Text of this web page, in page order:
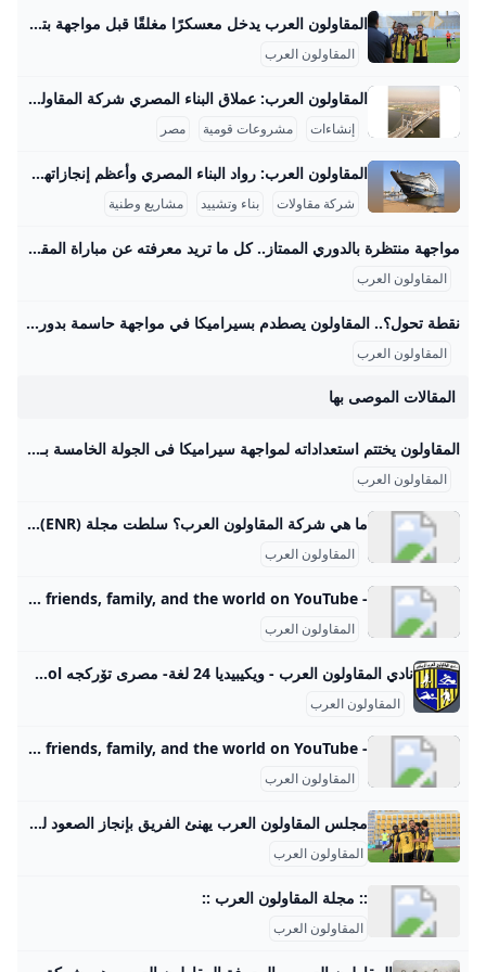
المقاولون العرب يدخل معسكرًا مغلقًا قبل مواجهة بتروجت.. مكى يعترف بأزمة الهجوم يدخل فريق المقاولون العرب الأول لكرة القدم، تحت قيادة مدربه محمد مكي، معسكراً مغلقاً اليوم الأحد، استعداداً لمواجهة بتروجت في الجولة الأحد 24/أغسطس/2025 - 06:24 ص 8/24/2025 6:24:01 AM المقاولون العرب شيماء أبو قمر شارك طباعة يدخل فريق المقاولون العرب، تحت قيادة مدربه محمد مكي، معسكرًا مغلقًا اليوم الأحد، استعدادًا لمواجهة بتروجت في الجولة الرابعة من الدوري المصري الممتاز لموسم 2025-2026، والمقرر إقامتها غدًا الإثنين في التاسعة مساءً على استاد بتروسبورت.
المقاولون العرب
المقاولون العرب: عملاق البناء المصري شركة المقاولون العرب هي من أكبر شركات المقاولات في الشرق الأوسط وأفريقيا، وتمتلك خبرة تزيد عن 70 عامًا في تنفيذ مشروعات عملاقة بداخل مصر وخارجها. من أبرز المشروعات القومية التي تشرف عليها الشركة في مصر مشروع محور روض الفرج الذي يبلغ طوله حوالي 16.7 كم، ويربط شرق القاهرة بالطريق الإسكندرية الصحراوي مرورًا بنهر النيل، ويُعتبر هذا المشروع هو أول جسر معلق ضخم يتم تنفيذه بأيدي مصرية فقط، حيث يعمل فيه حوالي 4000 مهندس وفني وعامل بالإضافة إلى استخدام معدات ثقيلة ومتطورة.
إنشاءات مشروعات قومية مصر
المقاولون العرب: رواد البناء المصري وأعظم إنجازاتهم المقاولون العرب هي شركة مصرية عريقة في مجال المقاولات والبناء، لها تاريخ غني ومشهود يمتد لأكثر من نصف قرن، بدأت كشركة صغيرة في الأربعينيات حتى أصبحت أحد عمالقة المقاولات في الشرق الأوسط وأفريقيا. قام بتأسيسها المهندس عثمان أحمد عثمان عام 1955، وهو شخصية بارزة صنعت تاريخًا في مجال البناء، وقاد الشركة نحو إنجازات ضخمة خلدتها ذاكرة مصر والعالم العربي. واحدة من أعظم إنجازات المقاولون العرب هي مشاركتها في بناء السد العالي في أسوان، المشروع الذي يعتبر علامة فارقة في الهندسة الوطنية المصرية.
شركة مقاولات بناء وتشييد مشاريع وطنية
مواجهة منتظرة بالدوري الممتاز.. كل ما تريد معرفته عن مباراة المقاولون العرب وسيراميكا كليوباترا والقنوات الناقلة – جريدة مانشيت تتجه أنظار عشاق كرة القدم المصرية مساء اليوم الجمعة الموافق 29 أغسطس 2025 نحو ملعب عثمان أحمد عثمان، حيث يشهد افتتاح الجولة الخامسة من الدوري المصري الممتاز اقرأ أيضًا:اليوم.. موعد مباراة الزمالك وسيراميكا في الدوري المصري والقنوات الناقلة القنوات الناقلة لمواجهة المقاولون وسيراميكا كليوباترا يمكن للمشجعين متابعة أحداث مباراة المقاولون العرب وسيراميكا كليوباترا مباشرةً وحصريًا عبر شاشات مجموعة قنوات أون سبورت. تُعد هذه القنوات الناقل الرسمي والوحيد لجميع مباريات مسابقة الدوري المصري الممتاز، مما يضمن تغطية شاملة للمباراة المرتقبة بين الفريقين مع استوديو تحليلي قبل وبعد اللقاء لمناقشة كل التفاصيل الفنية والتكتيكية.
المقاولون العرب
نقطة تحول؟.. المقاولون يصطدم بسيراميكا في مواجهة حاسمة بدوري nile اليوم – جريدة مانشيت يسعى فريق المقاولون العرب لتحقيق انتصاره الأول في الدوري المصري الممتاز عندما يستضيف سيراميكا كليوباترا مساء اليوم الجمعة في تمام الساعة السادسة، ضمن افتتاح اقرأ أيضًا:الموقف الأصعب على الإطلاق؟.. روبرتسون يفجر مفاجأة بشأن رحيل جوتا وتأثيره على ليفربول طموحات متباينة للفريقين في الدوري المصري يبحث المقاولون العرب، بقيادة مدربه محمد مكي، عن تحقيق نتيجة إيجابية تكسر سلسلة التعادلات والخسائر التي حققها الفريق في الجولات الماضية. اكتفى ذئاب الجبل بتعادلين وخسارة واحدة، كانت آخرها أمام بتروجت بهدف نظيف، مما يضعهم في موقف صعب في جدول الترتيب.
المقاولون العرب
المقالات الموصى بها
المقاولون يختتم استعداداته لمواجهة سيراميكا فى الجولة الخامسة بـ«دورى Nile» - جريدة الأهالي المصرية كتب أشرف عبد السلامفي 28 أغسطس،25 12:15 م
المقاولون العرب
ما هي شركة المقاولون العرب؟ سلطت مجلة Engineering News-Record (ENR) الأمريكية، المتخصصة في أخبار قطاع الإنشاءات العالمي، الضوء على النجاحات الدولية المتواصلة لشركة المقاولون العرب، حيث تمكنت الشركة من الصعود إلى المركز 93 عالميًا ضمن قائمة أكبر 250 مقاولًا دوليًا، وفقًا لتصنيف المجلة لعام 2025.6 hari yang lalu
المقاولون العرب
- YouTube Enjoy the videos and music you love, upload original content, and share it all with friends, family, and the world on YouTube.
المقاولون العرب
نادي المقاولون العرب - ويكيبيديا 24 لغة- مصرى تۆرکجه Català Čeština Deutsch English Español فارسی Français Bahasa Indonesia Italiano 한국어 Lietuvių Nederlands Norsk bokm
المقاولون العرب
- YouTube Enjoy the videos and music you love, upload original content, and share it all with friends, family, and the world on YouTube.
المقاولون العرب
مجلس المقاولون العرب يهنئ الفريق بإنجاز الصعود للدوري الممتاز بعد موسم واحد حرص المهندس محسن صلاح رئيس نادي المقاولون العرب ، والمهندس محمد عادل فتحي عضو مجلس إدارة النادي والمشرف العام علي الكرة ، على الاحتفال مع لاعبي الفريق والجهاز الفني بملعب نادي السكة الحديد بعد إنجاز التأهل للدوري الممتاز والعودة بالذئاب لمكانهم الطبيعي بالدوري الممتاز . المقاولون العرب محمود عيسى - حسين فرماوي الجمعة 16/مايو/2025 - 08:42 م 5/16/2025 8:42:06 PM حرص المهندس محسن صلاح رئيس نادي المقاولون العرب ، والمهندس محمد عادل فتحي عضو مجلس إدارة النادي والمشرف العام علي الكرة ، على الاحتفال مع لاعبي الفريق والجهاز الفني بملعب نادي السكة الحديد بعد إنجاز التأهل للدوري الممتاز والعودة بالذئاب لمكانهم الطبيعي بالدوري الممتاز .
المقاولون العرب
:: مجلة المقاولون العرب ::
المقاولون العرب